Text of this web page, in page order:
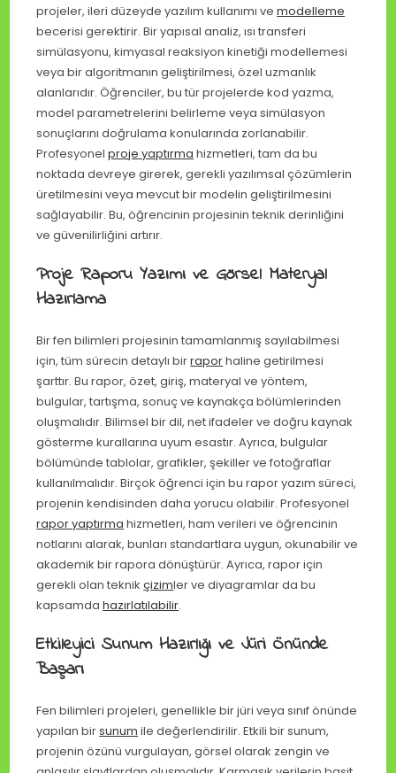
projeler, ileri düzeyde yazılım kullanımı vemodelleme
becerisi gerektirir. Bir yapısal analiz, ısı transferi
simülasyonu, kimyasal reaksiyon kinetiği modellemesi
veya bir algoritmanın geliştirilmesi, özel uzmanlık
alanlarıdır. Öğrenciler, bu tür projelerde kod yazma,
model parametrelerini belirleme veya simülasyon
sonuçlarını doğrulama konularında zorlanabilir.
Profesyonelproje yaptırma hizmetleri, tam da bu
noktada devreye girerek, gerekli yazılımsal çözümlerin
üretilmesini veya mevcut bir modelin geliştirilmesini
sağlayabilir. Bu, öğrencinin projesinin teknik derinliğini
ve güvenilirliğini artırır.
Proje Raporu Yazımı ve Görsel Materyal
Hazırlama
Bir fen bilimleri projesinin tamamlanmış sayılabilmesi
için, tüm sürecin detaylı birraporhaline getirilmesi
şarttır. Bu rapor, özet, giriş, materyal ve yöntem,
bulgular, tartışma, sonuç ve kaynakça bölümlerinden
oluşmalıdır. Bilimsel bir dil, net ifadeler ve doğru kaynak
gösterme kurallarına uyum esastır. Ayrıca, bulgular
bölümünde tablolar, grafikler, şekiller ve fotoğraflar
kullanılmalıdır. Birçok öğrenci için bu rapor yazım süreci,
projenin kendisinden daha yorucu olabilir. Profesyonel
rapor yaptırma hizmetleri, ham verileri ve öğrencinin
notlarını alarak, bunları standartlara uygun, okunabilir ve
akademik bir rapora dönüştürür. Ayrıca, rapor için
gerekli olan teknikçizimler ve diyagramlar da bu
kapsamdahazırlatılabilir.
Etkileyici Sunum Hazırlığı ve Jüri Önünde
Başarı
Fen bilimleri projeleri, genellikle bir jüri veya sınıf önünde
yapılan birsunum ile değerlendirilir. Etkili bir sunum,
projenin özünü vurgulayan, görsel olarak zengin ve